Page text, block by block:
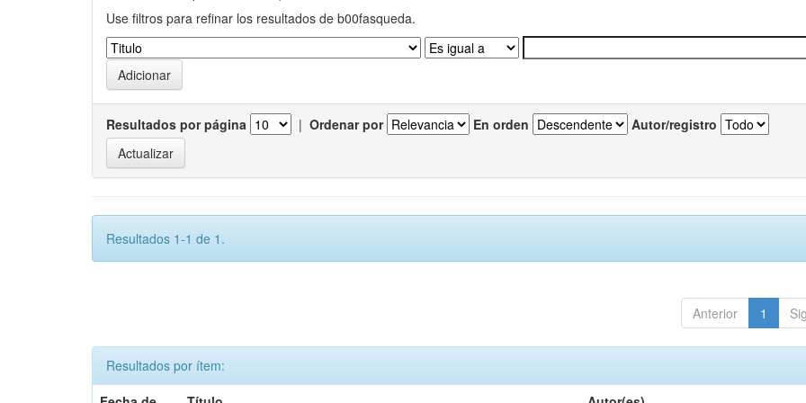
Use filtros para refinar los resultados de b00fasqueda.
Resultados por página | Ordenar por En orden Autor/registro
Resultados 1-1 de 1.
Anterior 1
Resultados por ítem: